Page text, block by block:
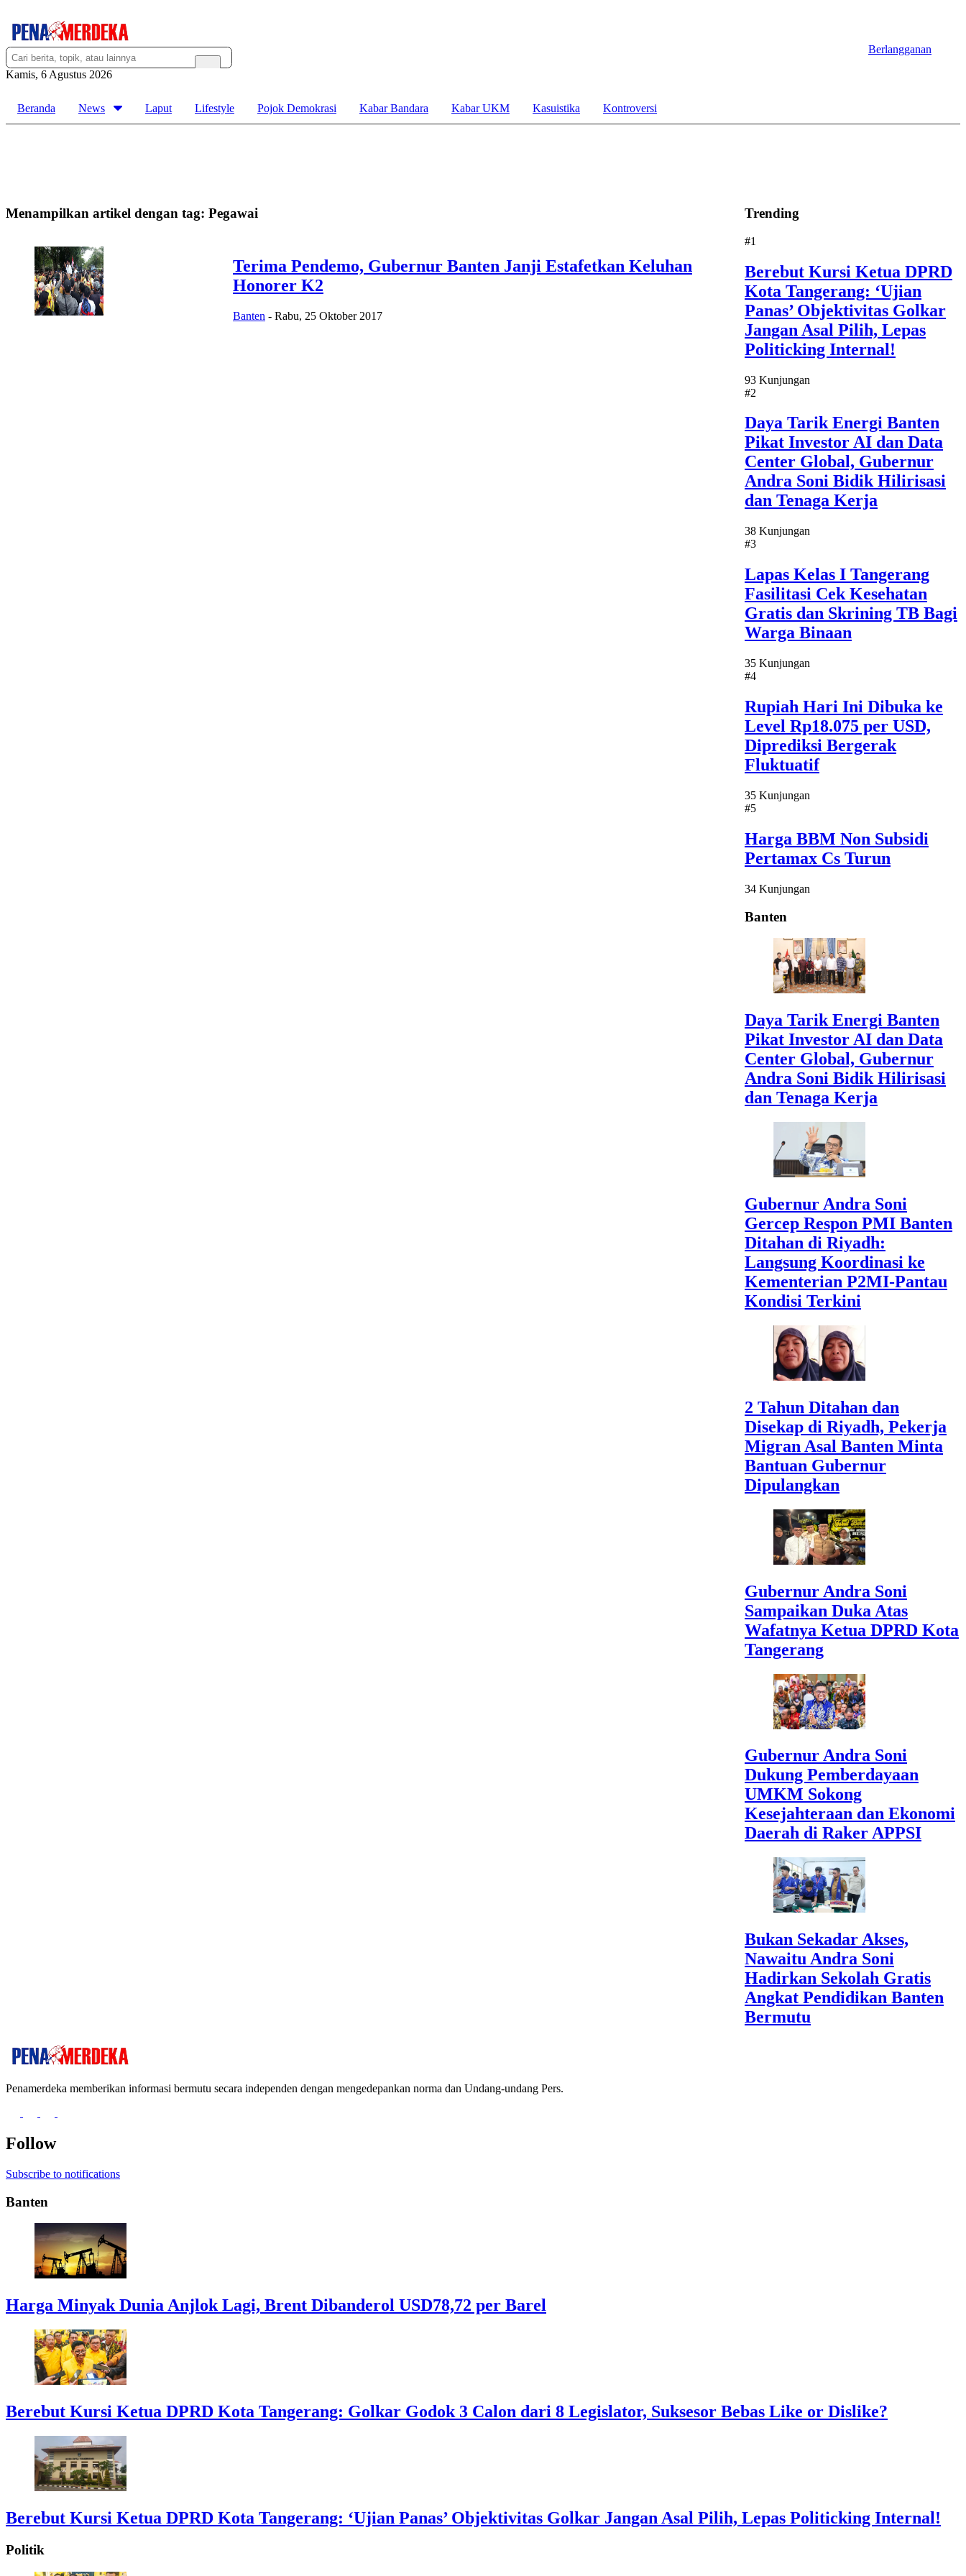
Kamis, 6 Agustus 2026
Berlangganan
Beranda News Laput Lifestyle Pojok Demokrasi Kabar Bandara Kabar UKM Kasuistika Kontroversi
Menampilkan artikel dengan tag: Pegawai
Terima Pendemo, Gubernur Banten Janji Estafetkan Keluhan
Honorer K2
Banten - Rabu, 25 Oktober 2017
Trending
#1
Berebut Kursi Ketua DPRD
Kota Tangerang: ‘Ujian
Panas’ Objektivitas Golkar
Jangan Asal Pilih, Lepas
Politicking Internal!
93 Kunjungan
#2
Daya Tarik Energi Banten
Pikat Investor AI dan Data
Center Global, Gubernur
Andra Soni Bidik Hilirisasi
dan Tenaga Kerja
38 Kunjungan
#3
Lapas Kelas I Tangerang
Fasilitasi Cek Kesehatan
Gratis dan Skrining TB Bagi
Warga Binaan
35 Kunjungan
#4
Rupiah Hari Ini Dibuka ke
Level Rp18.075 per USD,
Diprediksi Bergerak
Fluktuatif
35 Kunjungan
#5
Harga BBM Non Subsidi
Pertamax Cs Turun
34 Kunjungan
Banten
Daya Tarik Energi Banten
Pikat Investor AI dan Data
Center Global, Gubernur
Andra Soni Bidik Hilirisasi
dan Tenaga Kerja
Gubernur Andra Soni
Gercep Respon PMI Banten
Ditahan di Riyadh:
Langsung Koordinasi ke
Kementerian P2MI-Pantau
Kondisi Terkini
2 Tahun Ditahan dan
Disekap di Riyadh, Pekerja
Migran Asal Banten Minta
Bantuan Gubernur
Dipulangkan
Gubernur Andra Soni
Sampaikan Duka Atas
Wafatnya Ketua DPRD Kota
Tangerang
Gubernur Andra Soni
Dukung Pemberdayaan
UMKM Sokong
Kesejahteraan dan Ekonomi
Daerah di Raker APPSI
Bukan Sekadar Akses,
Nawaitu Andra Soni
Hadirkan Sekolah Gratis
Angkat Pendidikan Banten
Bermutu
Penamerdeka memberikan informasi bermutu secara independen dengan mengedepankan norma dan Undang-undang Pers.
Follow
Subscribe to notifications
Banten
Harga Minyak Dunia Anjlok Lagi, Brent Dibanderol USD78,72 per Barel
Berebut Kursi Ketua DPRD Kota Tangerang: Golkar Godok 3 Calon dari 8 Legislator, Suksesor Bebas Like or Dislike?
Berebut Kursi Ketua DPRD Kota Tangerang: ‘Ujian Panas’ Objektivitas Golkar Jangan Asal Pilih, Lepas Politicking Internal!
Politik